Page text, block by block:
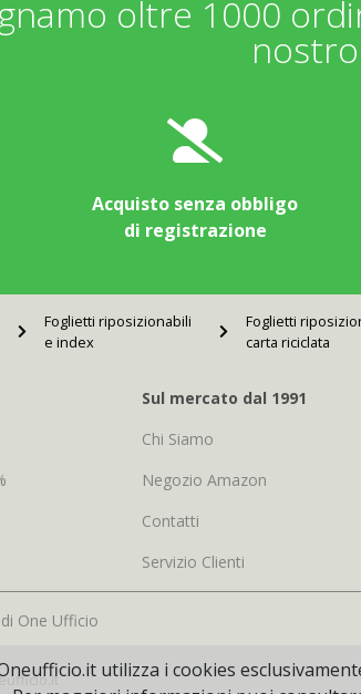
oltre 1000
Acquisto senza obbligo
di registrazione
Foglietti riposizionabili
e index
Foglietti
carta riciclata
Sul mercato dal 1991
Chi Siamo
Negozio Amazon
Contatti
Servizio Clienti
One Ufficio
utilizza i cookies